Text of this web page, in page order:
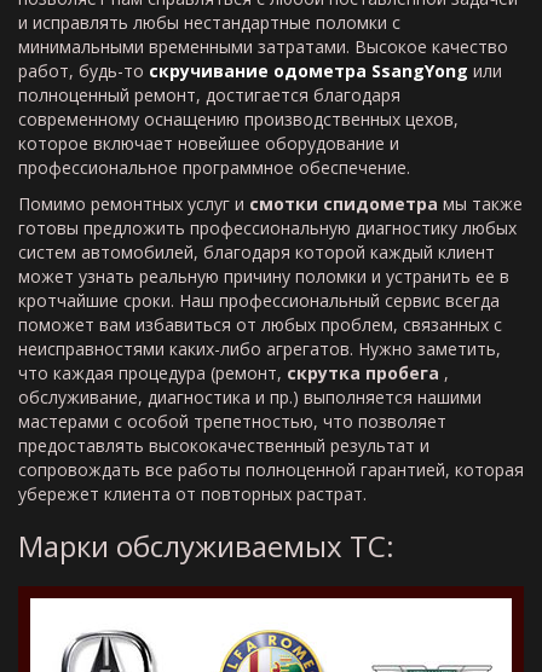
и исправлять любы нестандартные поломки с
минимальными временными затратами. Высокое качество
работ, будь-то скручивание одометра SsangYong или
полноценный ремонт, достигается благодаря
современному оснащению производственных цехов,
которое включает новейшее оборудование и
профессиональное программное обеспечение.
Помимо ремонтных услуг и смотки спидометра мы также
готовы предложить профессиональную диагностику любых
систем автомобилей, благодаря которой каждый клиент
может узнать реальную причину поломки и устранить ее в
кротчайшие сроки. Наш профессиональный сервис всегда
поможет вам избавиться от любых проблем, связанных с
неисправностями каких-либо агрегатов. Нужно заметить,
что каждая процедура (ремонт, скрутка пробега ,
обслуживание, диагностика и пр.) выполняется нашими
мастерами с особой трепетностью, что позволяет
предоставлять высококачественный результат и
сопровождать все работы полноценной гарантией, которая
убережет клиента от повторных растрат.
Марки обслуживаемых ТС: